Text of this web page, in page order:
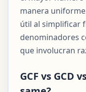
manera
útil al simplificar
denominadores
que involucran
GCF vs GCD